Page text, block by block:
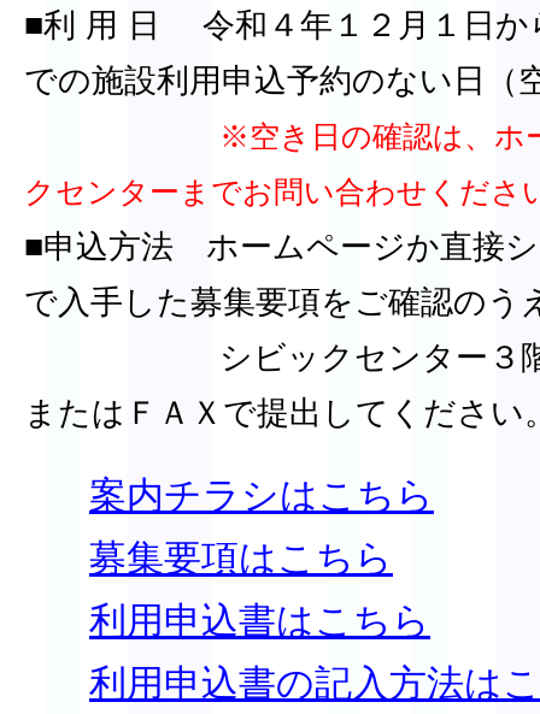
■利 用 日 令和４年１２月１日か
での施設利用申込予約のない日（
※空き日の確認は、ホ
クセンターまでお問い合わせくださ
■申込方法 ホームページか直接
で入手した募集要項をご確認のう
シビックセンター３階事
またはＦＡＸで提出してください
案内チラシはこちら
募集要項はこちら
利用申込書はこちら
利用申込書の記入方法は